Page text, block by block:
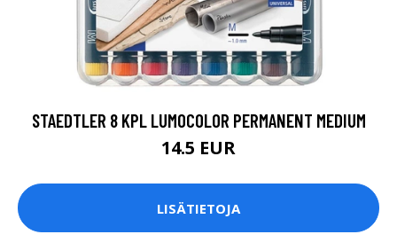
STAEDTLER 8 KPL LUMOCOLOR PERMANENT MEDIUM
14.5 EUR
LISÄTIETOJA